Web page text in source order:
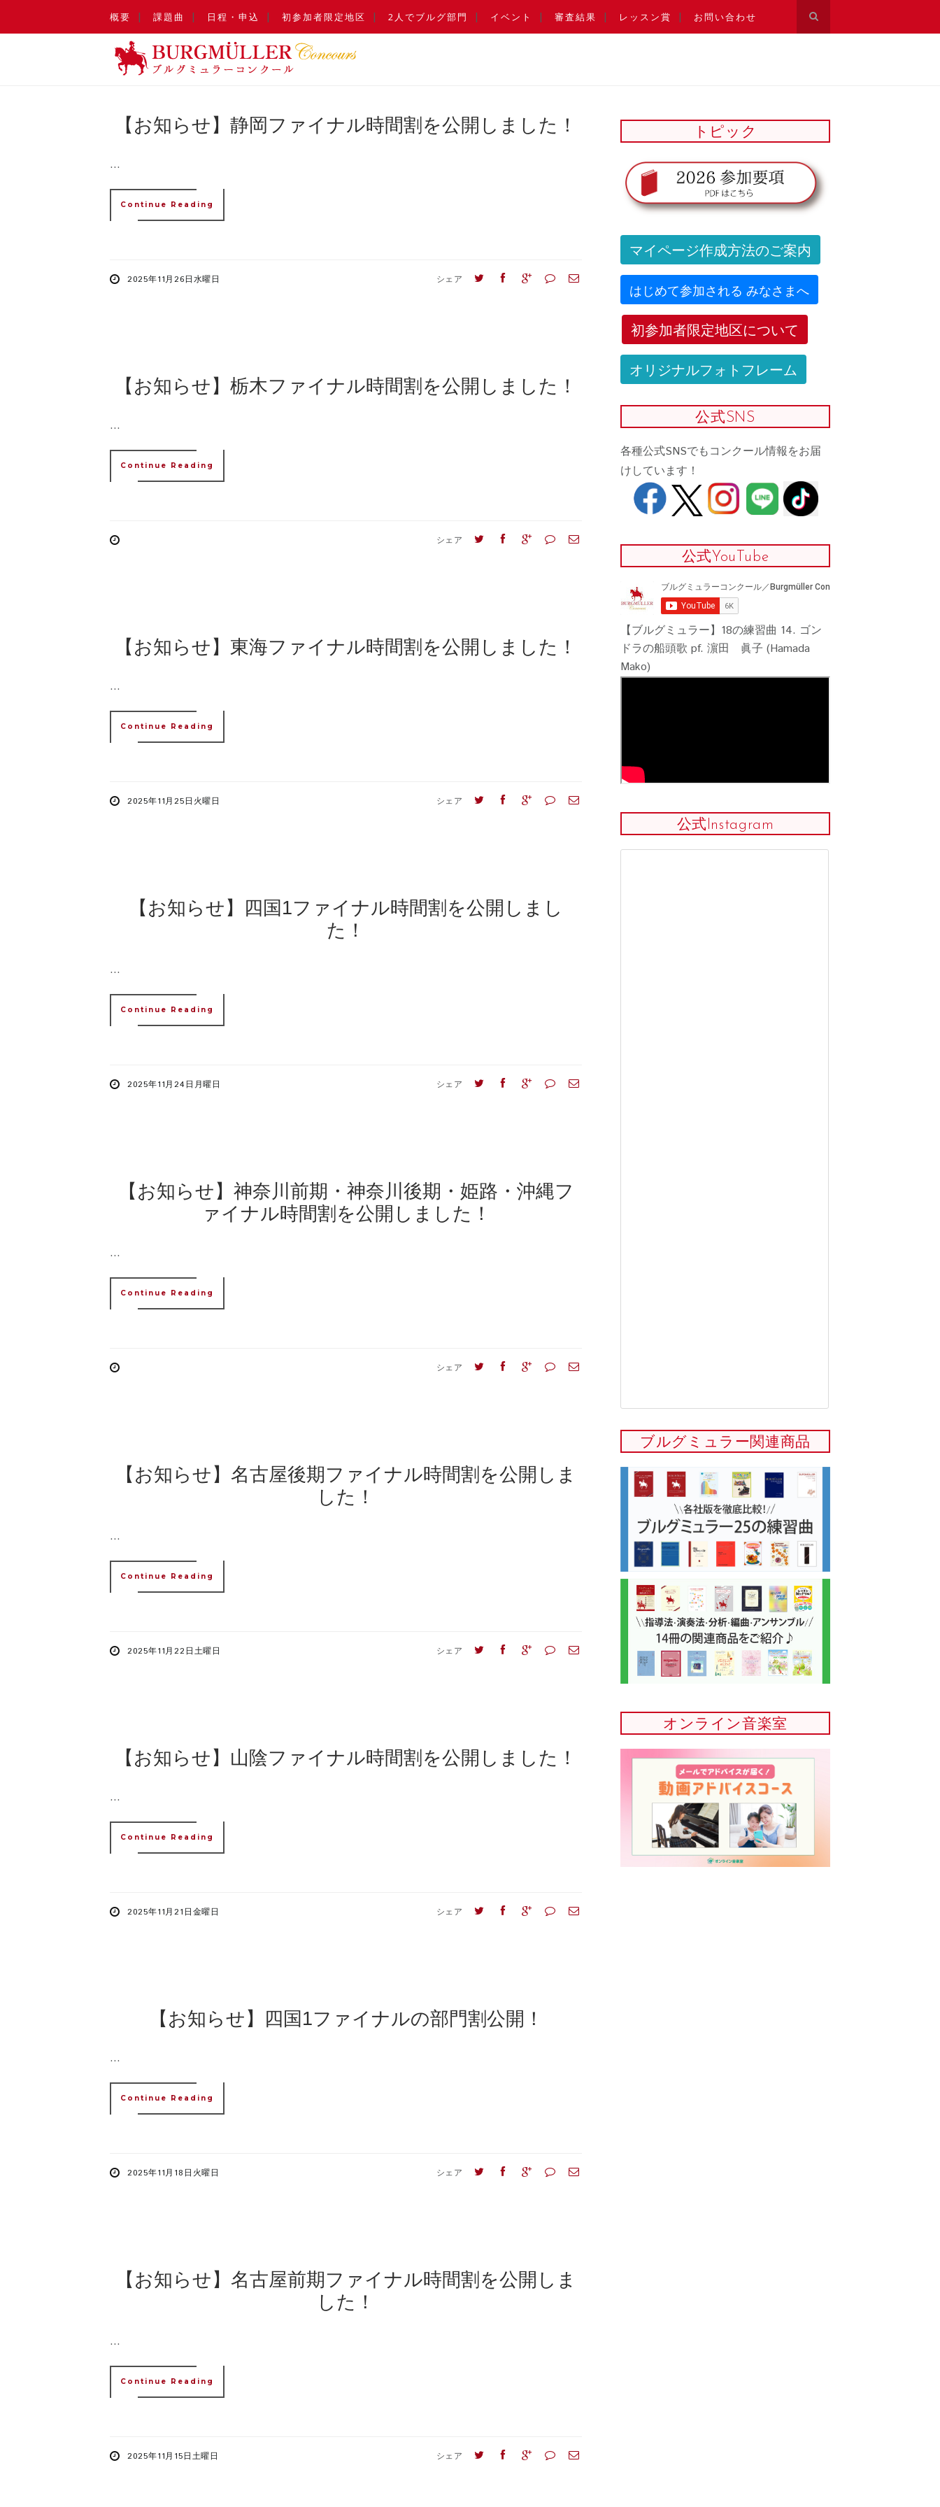
概要 課題曲 日程・申込 初参加者限定地区 2人でブルグ部門 イベント 審査結果 レッスン賞 お問い合わせ
【お知らせ】静岡ファイナル時間割を公開しました！
...
Continue Reading
2025年11月26日水曜日 シェア
【お知らせ】栃木ファイナル時間割を公開しました！
...
Continue Reading
シェア
【お知らせ】東海ファイナル時間割を公開しました！
...
Continue Reading
2025年11月25日火曜日 シェア
【お知らせ】四国1ファイナル時間割を公開しまし
た！
...
Continue Reading
2025年11月24日月曜日 シェア
【お知らせ】神奈川前期・神奈川後期・姫路・沖縄フ
ァイナル時間割を公開しました！
...
Continue Reading
シェア
【お知らせ】名古屋後期ファイナル時間割を公開しま
した！
...
Continue Reading
2025年11月22日土曜日 シェア
【お知らせ】山陰ファイナル時間割を公開しました！
...
Continue Reading
2025年11月21日金曜日 シェア
【お知らせ】四国1ファイナルの部門割公開！
...
Continue Reading
2025年11月18日火曜日 シェア
【お知らせ】名古屋前期ファイナル時間割を公開しま
した！
...
Continue Reading
2025年11月15日土曜日 シェア
トピック
マイページ作成方法のご案内
はじめて参加される みなさまへ
初参加者限定地区について
オリジナルフォトフレーム
公式SNS
各種公式SNSでもコンクール情報をお届
けしています！
公式YouTube
【ブルグミュラー】18の練習曲 14. ゴン
ドラの船頭歌 pf. 濵田 眞子 (Hamada
Mako)
公式Instagram
ブルグミュラー関連商品
オンライン音楽室